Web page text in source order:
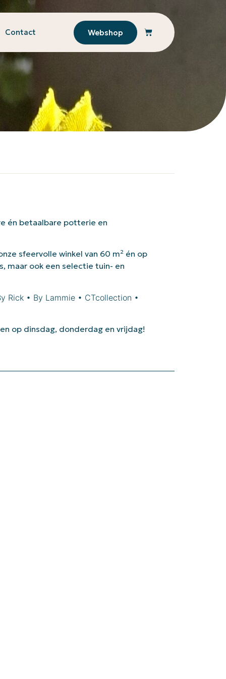
Contact Webshop
én betaalbare potterie en
sfeervolle winkel van 60 m² én op
maar ook een selectie tuin- en
Rick • By Lammie • CTcollection •
op dinsdag, donderdag en vrijdag!